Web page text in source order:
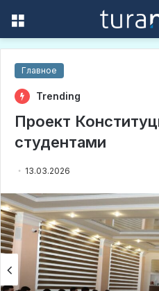
Главное
Trending
Проект
студентами
13.03.2026